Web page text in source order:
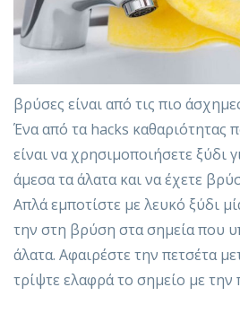
βρύσες είναι από τις πιο
Ένα από τα hacks καθαριότητας
είναι να χρησιμοποιήσετε ξύδι
άμεσα τα άλατα και να έχετε
Απλά εμποτίστε με λευκό ξύδι
την στη βρύση στα σημεία που
άλατα. Αφαιρέστε την πετσέτα
τρίψτε ελαφρά το σημείο με την